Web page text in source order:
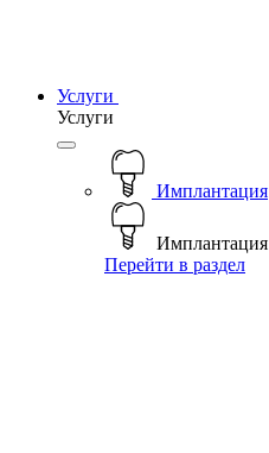
Услуги
Услуги
Имплантация
Имплантация
Перейти в раздел